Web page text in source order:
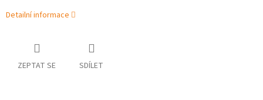
Detailní informace
ZEPTAT SE SDÍLET